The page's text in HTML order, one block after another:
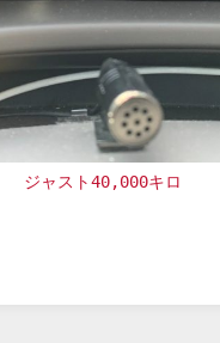
ジャスト40,000キロ